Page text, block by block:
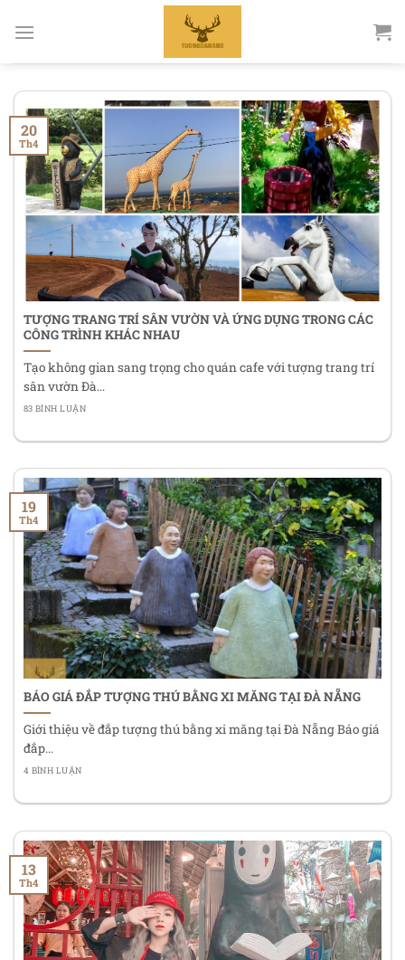
qua
TƯỢNG TRANG TRÍ SÂN VƯỜN VÀ ỨNG DỤNG TRONG CÁC
CÔNG TRÌNH KHÁC NHAU
Tạo không gian sang trọng cho quán cafe với tượng trang trí
sân vườn Đà...
83 BÌNH LUẬN
20
Th4
BÁO GIÁ ĐẮP TƯỢNG THÚ BẰNG XI MĂNG TẠI ĐÀ NẴNG
Giới thiệu về đắp tượng thú bằng xi măng tại Đà Nẵng Báo giá
đắp...
4 BÌNH LUẬN
19
Th4
13
Th4